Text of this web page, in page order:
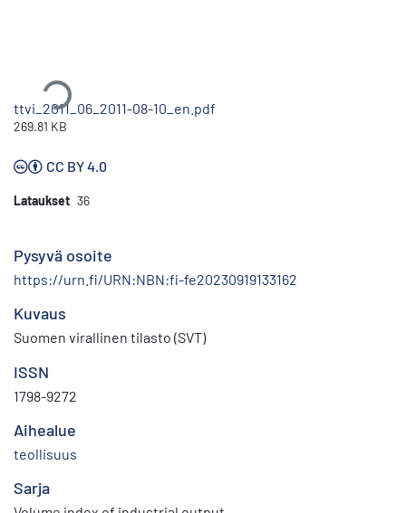
ttvi_2011_06_2011-08-10_en.pdf
269.81 KB
CC BY 4.0
Lataukset 36
Pysyvä osoite
https://urn.fi/URN:NBN:fi-fe20230919133162
Kuvaus
Suomen virallinen tilasto (SVT)
ISSN
1798-9272
Aihealue
teollisuus
Sarja